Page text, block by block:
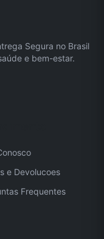
Segura no Brasil
e bem-estar.
e Devolucoes
Frequentes